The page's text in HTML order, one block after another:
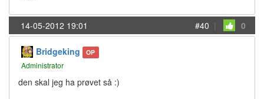
14-05-2012 19:01 #40 | 0
Bridgeking OP
Administrator
den skal jeg ha prøvet så :)